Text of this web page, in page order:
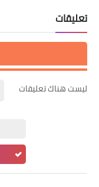
تعليقات
ليست هناك تعليقات